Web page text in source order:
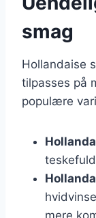
smag
Hollandaise
tilpasses på
populære
mere